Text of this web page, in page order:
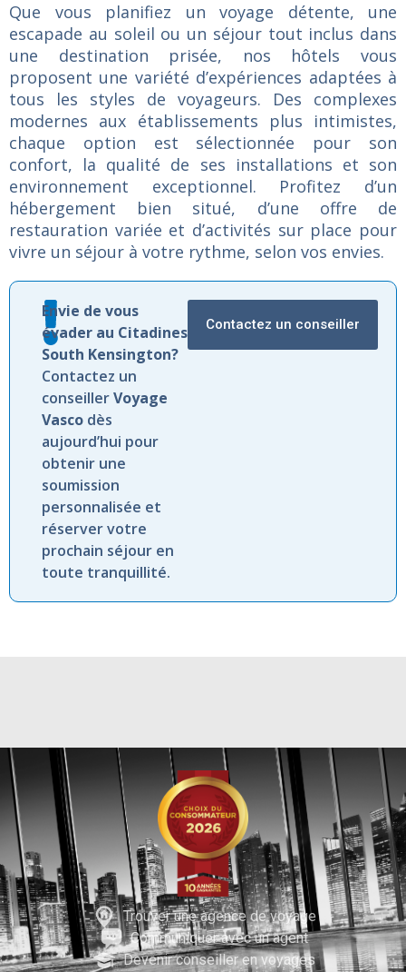
Que vous planifiez un voyage détente, une
escapade au soleil ou un séjour tout inclus dans
une destination prisée, nos hôtelsvous
proposent une variété d’expériences adaptées à
tous les styles de voyageurs. Des complexes
modernes aux établissements plus intimistes,
chaque option est sélectionnée pour son
confort, la qualité de ses installations et son
environnement exceptionnel. Profitez d’un
hébergement bien situé, d’une offre de
restauration variée et d’activités sur place pour
vivre un séjour à votre rythme, selon vos envies.
Envie de vous
évader au Citadines
South Kensington?
Contactez un
conseillerVoyage
Vascodès
aujourd’hui pour
obtenir une
soumission
personnalisée et
réserver votre
prochain séjour en
toute tranquillité.
Contactez un conseiller
Trouver une agence de voyage
Communiquer avec un agent
Devenir conseiller en voyages